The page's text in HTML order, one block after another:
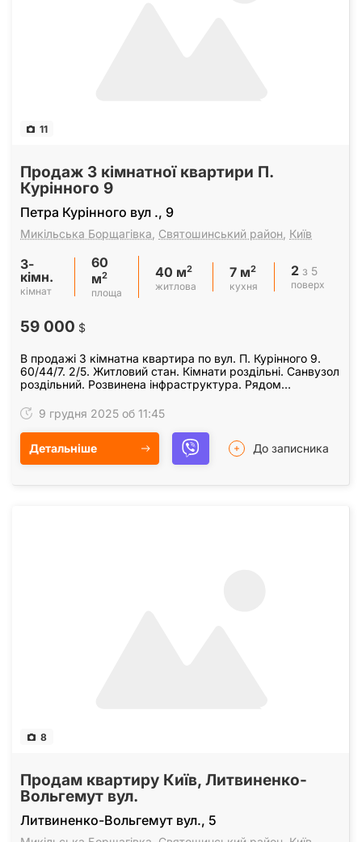
11
Продаж 3 кімнатної квартири П.
Курінного 9
Петра Курінного вул ., 9
Микільська Борщагівка Святошинський район Київ
3-
кімн.
кімнат
60
м2
площа
40 м2
житлова
7 м2
кухня
2 з 5
поверх
59 000 $
В продажі 3 кімнатна квартира по вул. П. Курінного 9.
60/44/7. 2/5. Житловий стан. Кімнати роздільні. Санвузол
роздільний. Розвинена інфраструктура. Рядом
9 грудня 2025 об 11:45
Детальніше До записника
8
Продам квартиру Київ, Литвиненко-
Вольгемут вул.
Литвиненко-Вольгемут вул., 5